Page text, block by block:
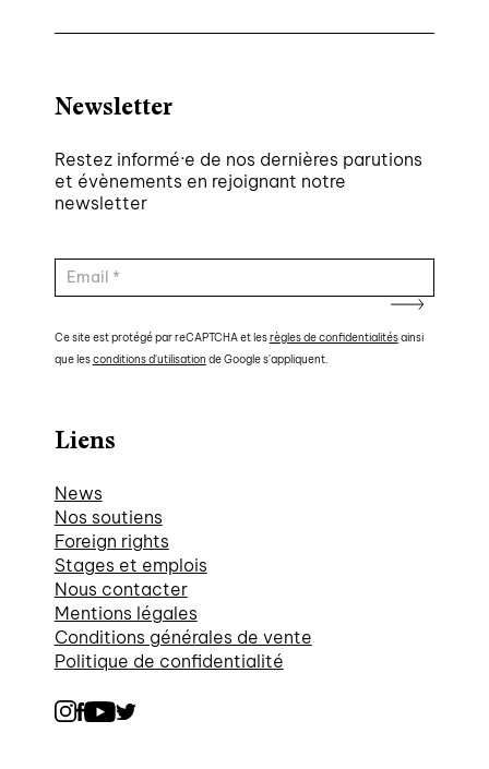
Newsletter
Restez informé·e de nos dernières parutions
et évènements en rejoignant notre
newsletter
Ce site est protégé par reCAPTCHA et lesrègles de confidentialitésainsi
que lesconditions d'utilisation de Google s'appliquent.
Liens
News
Nos soutiens
Foreign rights
Stages et emplois
Nous contacter
Mentions légales
Conditions générales de vente
Politique de confidentialité